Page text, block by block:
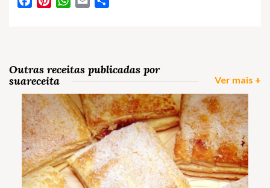
Outras receitas publicadas por
suareceita
Ver mais +